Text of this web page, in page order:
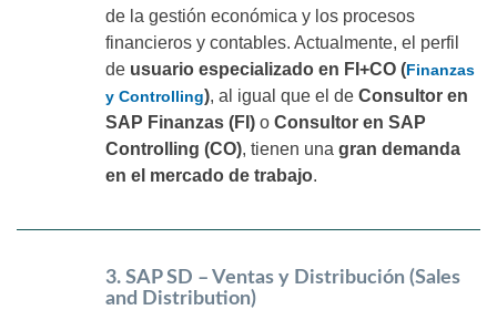
de la gestión económica y los procesos
financieros y contables. Actualmente, el perfil
de usuario especializado en FI+CO (Finanzas
y Controlling), al igual que el de Consultor en
SAP Finanzas (FI) o Consultor en SAP
Controlling (CO), tienen una gran demanda
en el mercado de trabajo.
3. SAP SD – Ventas y Distribución (Sales
and Distribution)